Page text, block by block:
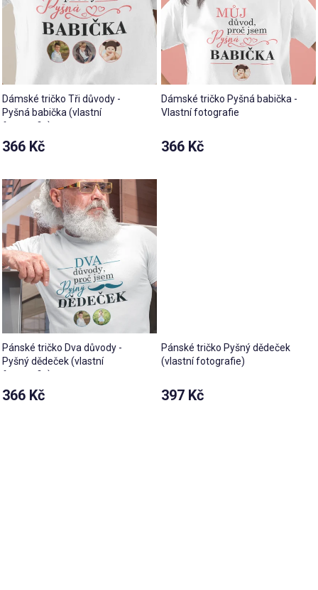
Dámské tričko Tři důvody -
Pyšná babička (vlastní
fotografie)
366 Kč
Dámské tričko Pyšná babička -
Vlastní fotografie
366 Kč
Pánské tričko Dva důvody -
Pyšný dědeček (vlastní
fotografie)
366 Kč
Pánské tričko Pyšný dědeček
(vlastní fotografie)
397 Kč